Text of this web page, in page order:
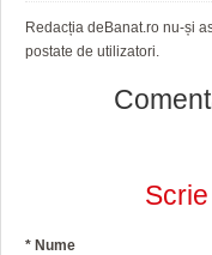
Redacția deBanat.ro nu-și
postate de utilizatori.
* Nume